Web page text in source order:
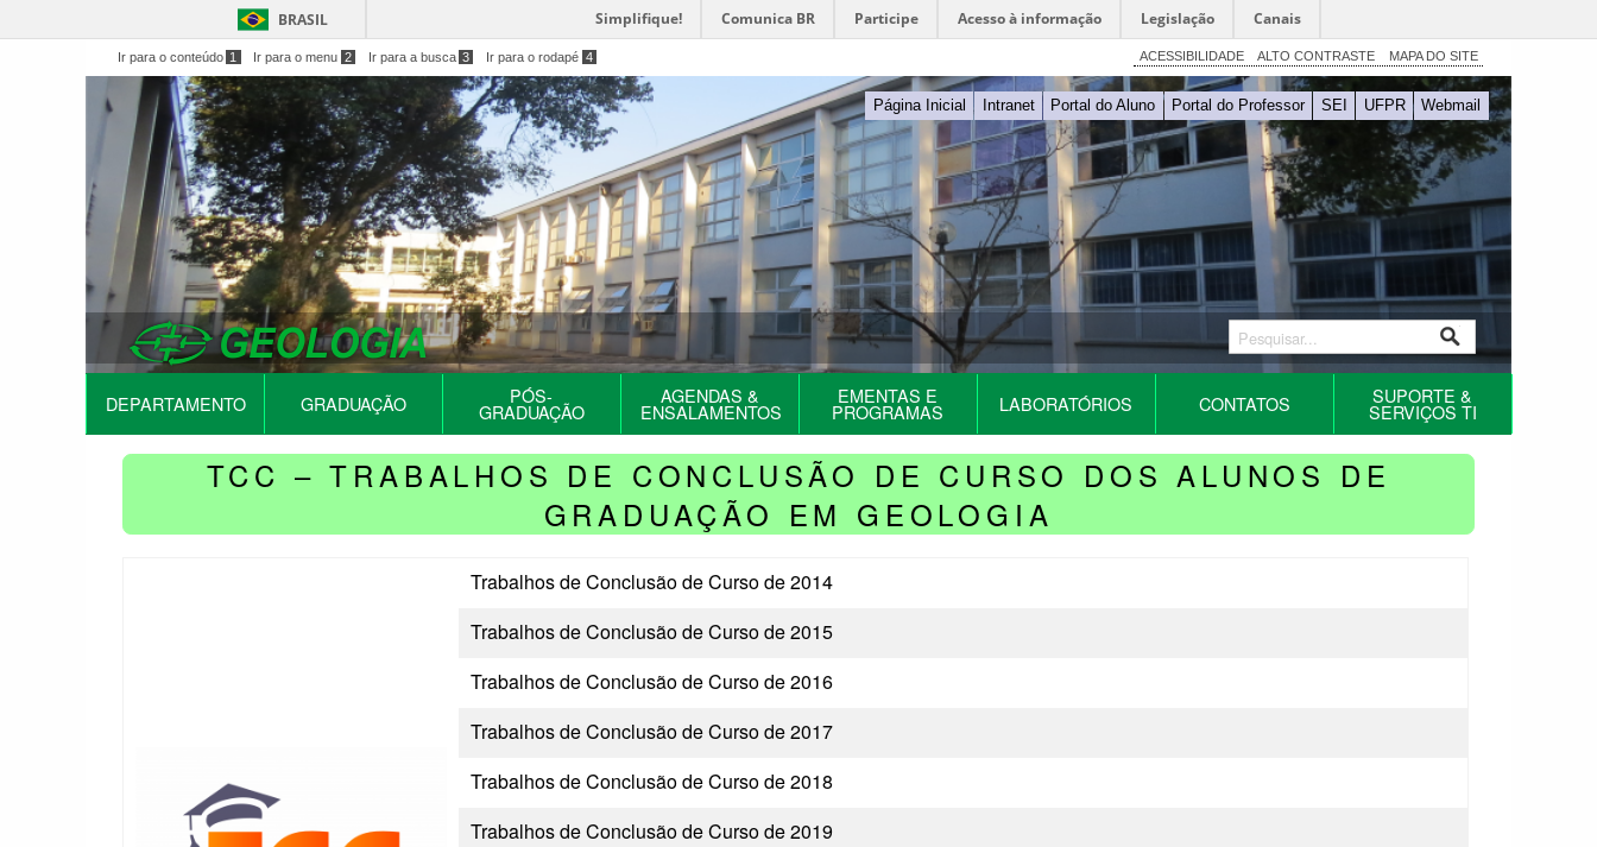
BRASIL Simplifique! Comunica BR Participe Acesso à informação Legislação Canais
Ir para o conteúdo 1 Ir para o menu 2 Ir para a busca 3 Ir para o rodapé 4 ACESSIBILIDADE ALTO CONTRASTE MAPA DO SITE
Página Inicial Intranet Portal do Aluno Portal do Professor SEI UFPR Webmail
DEPARTAMENTO GRADUAÇÃO PÓS-
GRADUAÇÃO
AGENDAS &
ENSALAMENTOS
EMENTAS E
PROGRAMAS LABORATÓRIOS CONTATOS SUPORTE &
SERVIÇOS TI
TCC – TRABALHOS DE CONCLUSÃO DE CURSO DOS ALUNOS DE
GRADUAÇÃO EM GEOLOGIA
Trabalhos de Conclusão de Curso de 2014
Trabalhos de Conclusão de Curso de 2015
Trabalhos de Conclusão de Curso de 2016
Trabalhos de Conclusão de Curso de 2017
Trabalhos de Conclusão de Curso de 2018
Trabalhos de Conclusão de Curso de 2019